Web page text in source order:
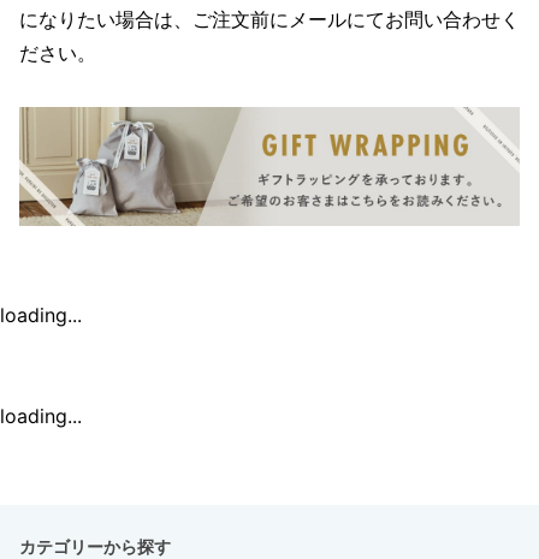
になりたい場合は、ご注文前にメールにてお問い合わせく
ださい。
loading...
loading...
カテゴリーから探す